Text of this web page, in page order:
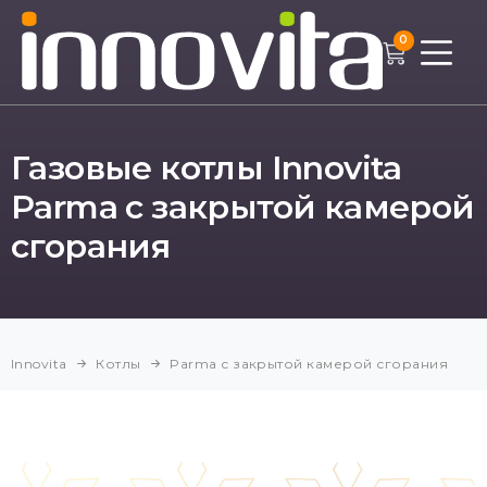
0
ГЛАВНАЯ ДИЛЕРЫ
с батарейным розжигом
Газовые котлы Innovita
Parma с закрытой камерой
сгорания
Innovita Котлы Parma с закрытой камерой сгорания